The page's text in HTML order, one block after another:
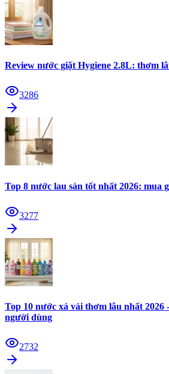
Review nước giặt Hygiene 2.8L: thơm
3286
Top 8 nước lau sàn tốt nhất 2026: mua
3277
Top 10 nước xả vải thơm lâu nhất 2026
người dùng
2732